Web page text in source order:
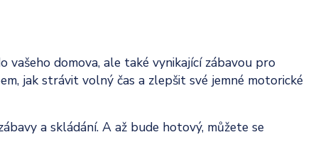
vašeho domova, ale také vynikající zábavou pro
jak strávit volný čas a zlepšit své jemné motorické
a skládání. A až bude hotový, můžete se